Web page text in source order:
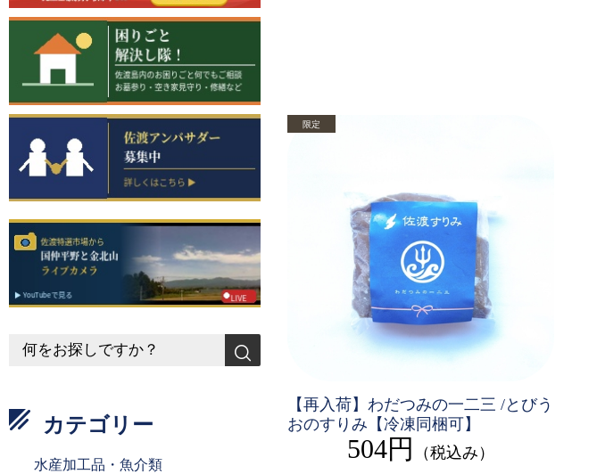
【再入荷】わだつみの一二三 /とびう
おのすりみ【冷凍同梱可】
504円 （税込み）
カテゴリー
水産加工品・魚介類